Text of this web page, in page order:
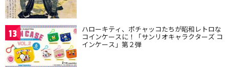
13 ハローキティ、ポチャッコたちが昭和レトロな
コインケースに！「サンリオキャラクターズ コ
インケース」第２弾